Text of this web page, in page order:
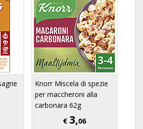
Knorr Miscela di spezie
per maccheroni alla
carbonara 62g
€ 3,06